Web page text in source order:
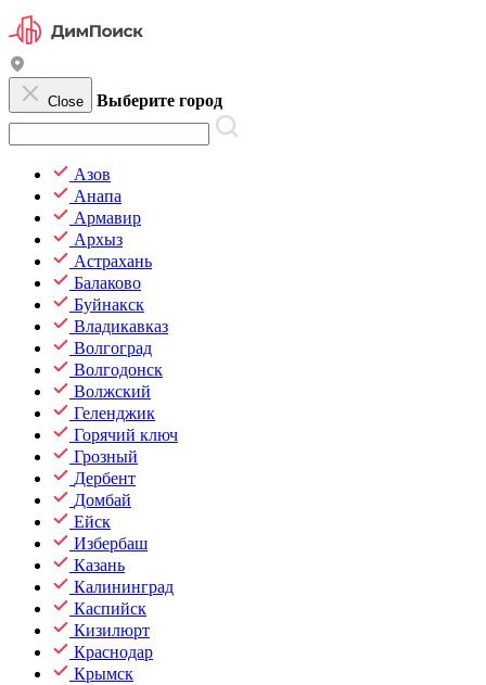
Close Выберите город
Азов
Анапа
Армавир
Архыз
Астрахань
Балаково
Буйнакск
Владикавказ
Волгоград
Волгодонск
Волжский
Геленджик
Горячий ключ
Грозный
Дербент
Домбай
Ейск
Избербаш
Казань
Калининград
Каспийск
Кизилюрт
Краснодар
Крымск